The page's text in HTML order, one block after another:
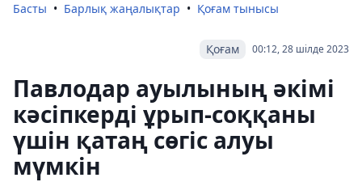
Басты Барлық жаңалықтар Қоғам тынысы
00:12, 28 шілде 2023
Қоғам
Павлодар ауылының әкімі
кәсіпкерді ұрып-соққаны
үшін қатаң сөгіс алуы
мүмкін